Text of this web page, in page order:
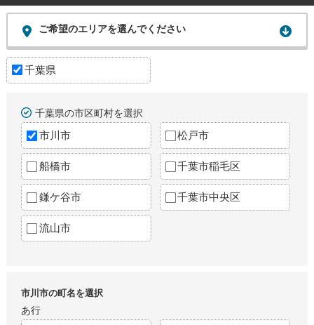
ご希望のエリアを選んでください
千葉県
千葉県の市区町村を選択
市川市 松戸市
船橋市 千葉市稲毛区
鎌ケ谷市 千葉市中央区
流山市
市川市の町名を選択
あ行